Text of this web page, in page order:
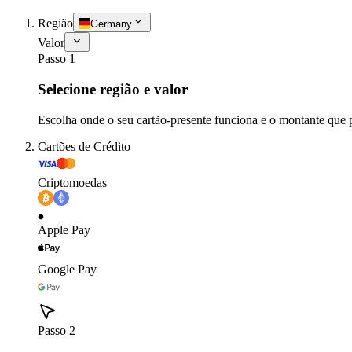
Região Germany
Valor
Passo 1
Selecione região e valor
Escolha onde o seu cartão-presente funciona e o montante que
Cartões de Crédito
Criptomoedas
Apple Pay
Google Pay
Passo 2